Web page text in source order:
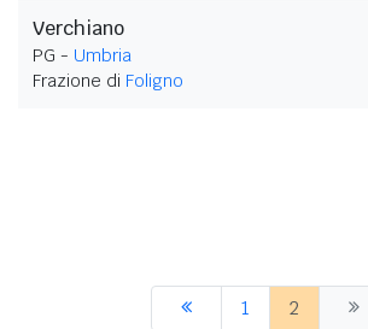
Verchiano
PG - Umbria
Frazione di Foligno
1 2